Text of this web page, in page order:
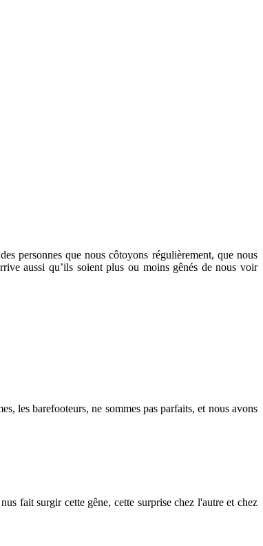
personnes que nous côtoyons régulièrement, que nous
aussi qu’ils soient plus ou moins gênés de nous voir
les barefooteurs, ne sommes pas parfaits, et nous avons
fait surgir cette gêne, cette surprise chez l'autre et chez